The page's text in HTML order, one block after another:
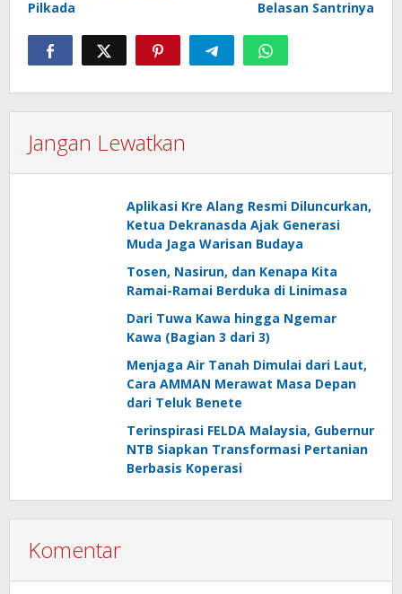
Pilkada
Belasan Santrinya
Jangan Lewatkan
Aplikasi Kre Alang Resmi Diluncurkan,
Ketua Dekranasda Ajak Generasi
Muda Jaga Warisan Budaya
Tosen, Nasirun, dan Kenapa Kita
Ramai-Ramai Berduka di Linimasa
Dari Tuwa Kawa hingga Ngemar
Kawa (Bagian 3 dari 3)
Menjaga Air Tanah Dimulai dari Laut,
Cara AMMAN Merawat Masa Depan
dari Teluk Benete
Terinspirasi FELDA Malaysia, Gubernur
NTB Siapkan Transformasi Pertanian
Berbasis Koperasi
Komentar